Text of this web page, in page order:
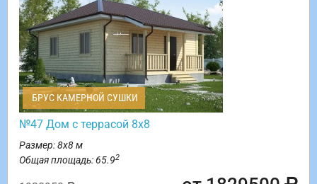
БРУС КАМЕРНОЙ СУШКИ
№47 Дом с террасой 8х8
Размер: 8х8 м
Общая площадь: 65.92